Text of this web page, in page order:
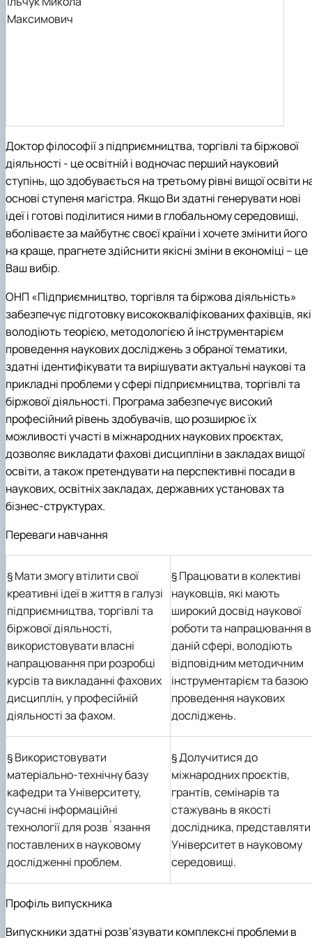
Максимович
Доктор філософії з підприємництва, торгівлі та біржової
діяльності - це освітній і водночас перший науковий
ступінь, що здобувається на третьому рівні вищої освіти
основі ступеня магістра. Якщо Ви здатні генерувати нові
ідеї і готові поділитися ними в глобальному середовищі,
вболіваєте за майбутнє своєї країни і хочете змінити його
на краще, прагнете здійснити якісні зміни в економіці – це
Ваш вибір.
ОНП «Підприємництво, торгівля та біржова діяльність»
забезпечує підготовку висококваліфікованих фахівців, які
володіють теорією, методологією й інструментарієм
проведення наукових досліджень з обраної тематики,
здатні ідентифікувати та вирішувати актуальні наукові та
прикладні проблемиу сфері підприємництва, торгівлі та
біржової діяльності. Програма забезпечує високий
професійний рівень здобувачів, що розширює їх
можливості участі в міжнародних наукових проєктах,
дозволяє викладати фахові дисципліни в закладах вищої
освіти, а також претендувати на перспективні посади в
наукових, освітніх закладах, державних установах та
бізнес-структурах.
Переваги навчання
§Мати змогу втілити свої
креативні ідеї в життя в галузі
підприємництва, торгівлі та
біржової діяльності,
використовувати власні
напрацювання при розробці
курсів та викладанні фахових
дисциплін, у професійній
діяльності за фахом.
§Працювати в колективі
науковців, які мають
широкий досвід наукової
роботи та напрацювання в
даній сфері, володіють
відповідним методичним
інструментарієм та базою
проведення наукових
досліджень.
§Використовувати
матеріально-технічну базу
кафедри та Університету,
сучасні інформаційні
технології для розв`язання
поставлених в науковому
дослідженні проблем.
§Долучитися до
міжнародних проєктів,
грантів, семінарів та
стажувань в якості
дослідника, представляти
Університет в науковому
середовищі.
Профіль випускника
Випускники здатні розв’язувати комплексні проблеми в